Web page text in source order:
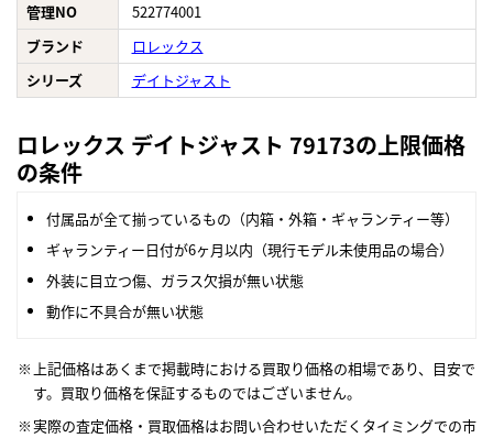
管理NO
522774001
ブランド
ロレックス
シリーズ
デイトジャスト
ロレックス デイトジャスト 79173の上限価格
の条件
付属品が全て揃っているもの（内箱・外箱・ギャランティー等）
ギャランティー日付が6ヶ月以内（現行モデル未使用品の場合）
外装に目立つ傷、ガラス欠損が無い状態
動作に不具合が無い状態
上記価格はあくまで掲載時における買取り価格の相場であり、目安で
す。買取り価格を保証するものではございません。
実際の査定価格・買取価格はお問い合わせいただくタイミングでの市